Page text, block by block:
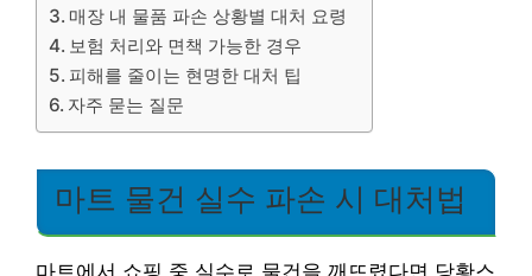
매장 내 물품 파손 상황별 대처 요령
보험 처리와 면책 가능한 경우
피해를 줄이는 현명한 대처 팁
자주 묻는 질문
마트 물건 실수 파손 시 대처법